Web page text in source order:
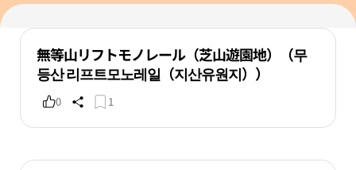
無等山リフトモノレール（芝山遊園地）（무
등산 리프트모노레일（지산유원지））
0 1